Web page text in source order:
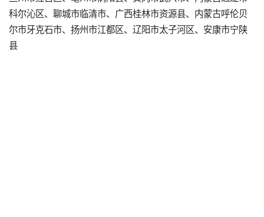
科尔沁区、聊城市临清市、广西桂林市资源县、内蒙古呼伦贝
尔市牙克石市、扬州市江都区、辽阳市太子河区、安康市宁陕
县